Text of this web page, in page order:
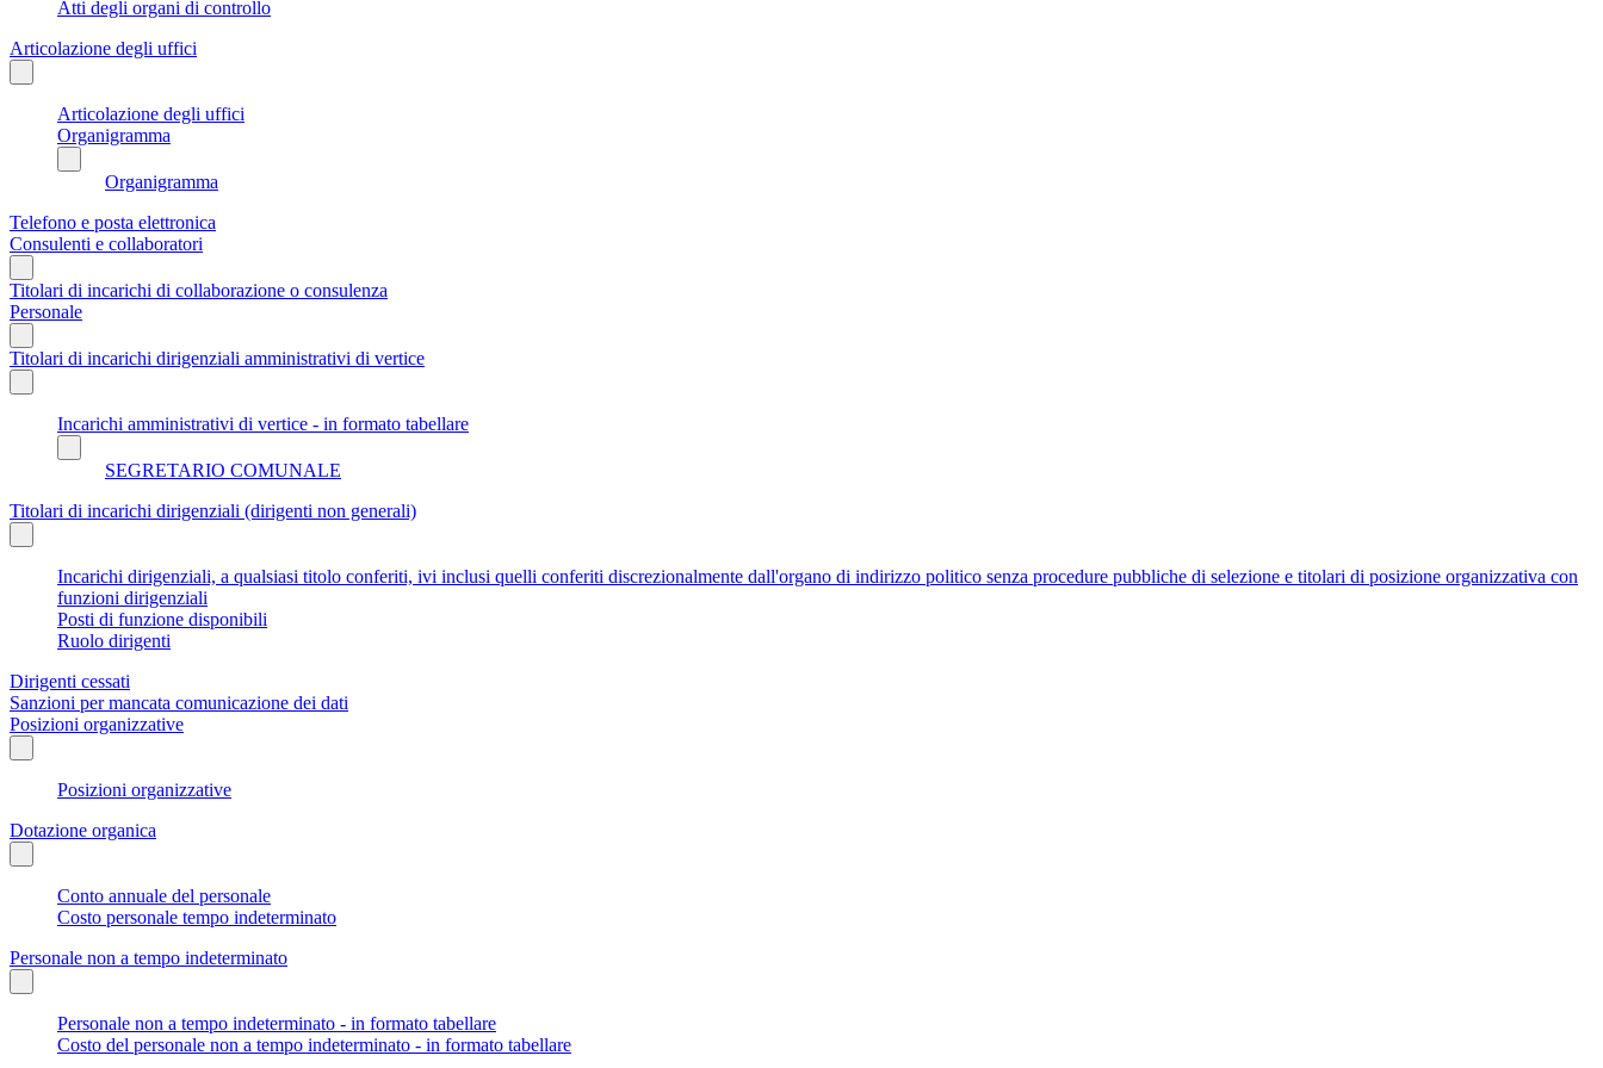
Atti degli organi di controllo
Articolazione degli uffici
Articolazione degli uffici
Organigramma
Organigramma
Telefono e posta elettronica
Consulenti e collaboratori
Titolari di incarichi di collaborazione o consulenza
Personale
Titolari di incarichi dirigenziali amministrativi di vertice
Incarichi amministrativi di vertice - in formato tabellare
SEGRETARIO COMUNALE
Titolari di incarichi dirigenziali (dirigenti non generali)
Incarichi dirigenziali, a qualsiasi titolo conferiti, ivi inclusi quelli conferiti discrezionalmente dall'organo di indirizzo politico senza procedure pubbliche di selezione e titolari di posizione organizzativa con
funzioni dirigenziali
Posti di funzione disponibili
Ruolo dirigenti
Dirigenti cessati
Sanzioni per mancata comunicazione dei dati
Posizioni organizzative
Posizioni organizzative
Dotazione organica
Conto annuale del personale
Costo personale tempo indeterminato
Personale non a tempo indeterminato
Personale non a tempo indeterminato - in formato tabellare
Costo del personale non a tempo indeterminato - in formato tabellare